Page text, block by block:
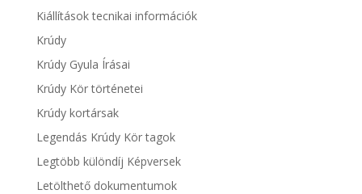
Kiállítások tecnikai információk
Krúdy
Krúdy Gyula Írásai
Krúdy Kör történetei
Krúdy kortársak
Legendás Krúdy Kör tagok
Legtöbb különdíj Képversek
Letölthető dokumentumok